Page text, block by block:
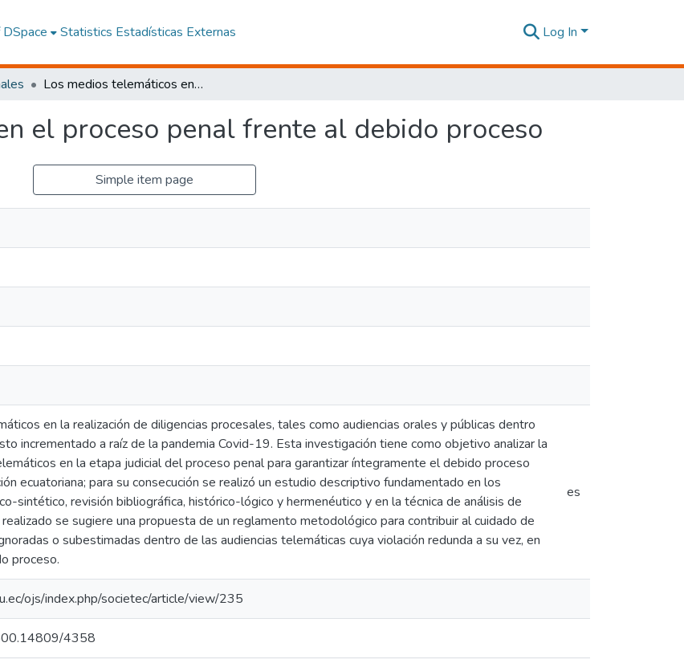
Statistics Estadísticas Externas Log In
Los medios telemáticos en el proceso penal frente al debido proceso
el proceso penal frente al debido proceso
Simple item page
en la realización de diligencias procesales, tales como audiencias orales y públicas dentro
incrementado a raíz de la pandemia Covid-19. Esta investigación tiene como objetivo analizar la
en la etapa judicial del proceso penal para garantizar íntegramente el debido proceso
ecuatoriana; para su consecución se realizó un estudio descriptivo fundamentado en los
sintético, revisión bibliográfica, histórico-lógico y hermenéutico y en la técnica de análisis de
se sugiere una propuesta de un reglamento metodológico para contribuir al cuidado de
o subestimadas dentro de las audiencias telemáticas cuya violación redunda a su vez, en
proceso.
es
ojs/index.php/societec/article/view/235
4358